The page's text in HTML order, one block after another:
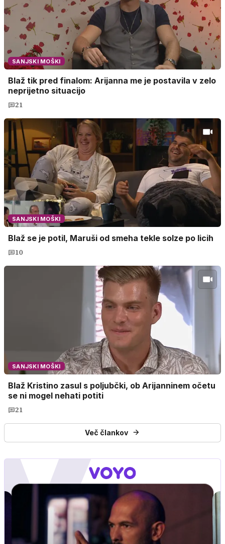
SANJSKI MOŠKI
Blaž tik pred finalom: Arijanna me je postavila v zelo
neprijetno situacijo
21
SANJSKI MOŠKI
Blaž se je potil, Maruši od smeha tekle solze po licih
10
SANJSKI MOŠKI
Blaž Kristino zasul s poljubčki, ob Arijanninem očetu
se ni mogel nehati potiti
21
Več člankov